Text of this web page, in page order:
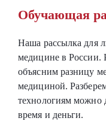
Обучающая
Наша рассылка для
медицине в России.
объясним разницу
медициной.
технологиям можно
время и деньги.